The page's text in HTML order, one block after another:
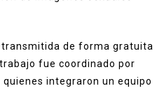
de forma gratuita
fue coordinado por
quienes integraron un equipo